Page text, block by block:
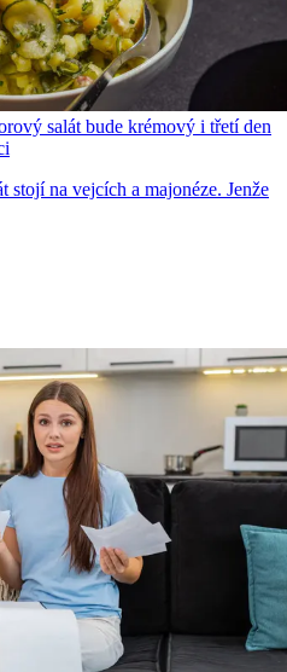
salát bude krémový i třetí den
na vejcích a majonéze. Jenže